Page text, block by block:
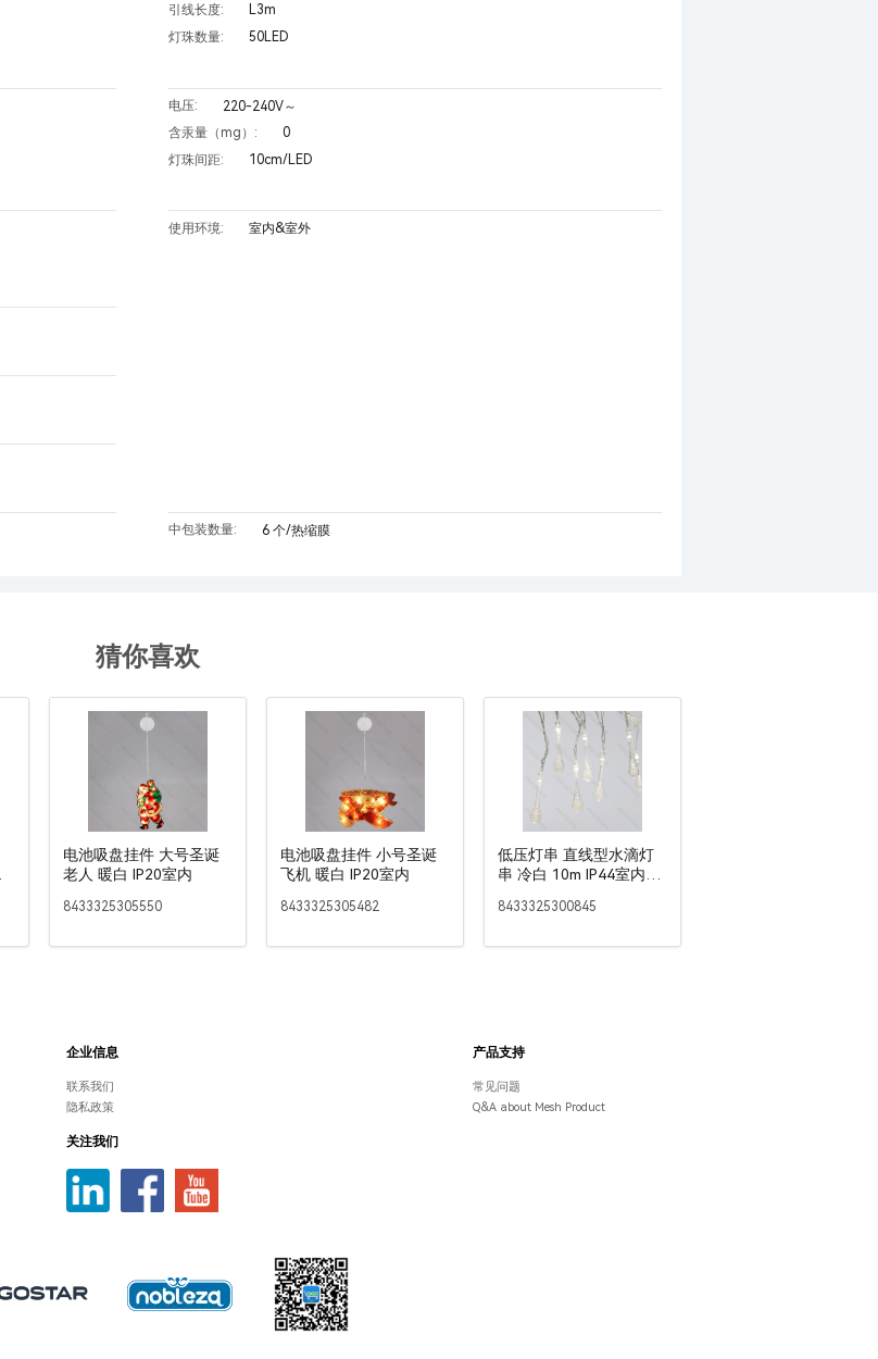
引线长度:
L3m
灯珠数量: 50LED
电压:
220-240V～
含汞量（mg）:
0
灯珠间距: 10cm/LED
使用环境:
室内&室外
中包装数量:
6 个/热缩膜
猜你喜欢
电池吸盘挂件 大号圣诞
老人 暖白 IP20室内
8433325305550
电池吸盘挂件 小号圣诞
飞机 暖白 IP20室内
8433325305482
低压灯串 直线型水滴灯
串 冷白 10m IP44室内&
8433325300845
企业信息
联系我们
隐私政策
关注我们
产品支持
常见问题
Q&A about Mesh Product